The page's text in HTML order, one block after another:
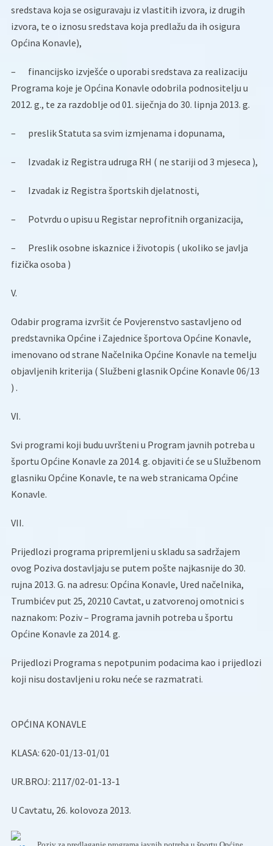
sredstava koja se osiguravaju iz vlastitih izvora, iz drugih
izvora, te o iznosu sredstava koja predlažu da ih osigura
Općina Konavle),
–
financijsko izvješće o uporabi sredstava za realizaciju
Programa koje je Općina Konavle odobrila podnositelju u
2012. g., te za razdoblje od 01. siječnja do 30. lipnja 2013. g.
– preslik Statuta sa svim izmjenama i dopunama,
– Izvadak iz Registra udruga RH ( ne stariji od 3 mjeseca ),
– Izvadak iz Registra športskih djelatnosti,
– Potvrdu o upisu u Registar neprofitnih organizacija,
–
Preslik osobne iskaznice i životopis ( ukoliko se javlja
fizička osoba )
V.
Odabir programa izvršit će Povjerenstvo sastavljeno od
predstavnika Općine i Zajednice športova Općine Konavle,
imenovano od strane Načelnika Općine Konavle na temelju
objavljenih kriterija ( Službeni glasnik Općine Konavle 06/13
) .
VI.
Svi programi koji budu uvršteni u Program javnih potreba u
športu Općine Konavle za 2014. g. objaviti će se u Službenom
glasniku Općine Konavle, te na web stranicama Općine
Konavle.
VII.
Prijedlozi programa pripremljeni u skladu sa sadržajem
ovog Poziva dostavljaju se putem pošte najkasnije do 30.
rujna 2013. G. na adresu: Općina Konavle, Ured načelnika,
Trumbićev put 25, 20210 Cavtat, u zatvorenoj omotnici s
naznakom: Poziv – Programa javnih potreba u športu
Općine Konavle za 2014. g.
Prijedlozi Programa s nepotpunim podacima kao i prijedlozi
koji nisu dostavljeni u roku neće se razmatrati.
OPĆINA KONAVLE
KLASA: 620-01/13-01/01
UR.BROJ: 2117/02-01-13-1
U Cavtatu, 26. kolovoza 2013.